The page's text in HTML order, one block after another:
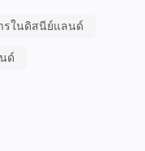
ในดิสนีย์แลนด์
ด์